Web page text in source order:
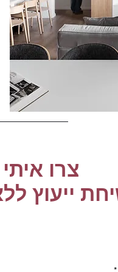
צרו
ייעוץ ללא עלות